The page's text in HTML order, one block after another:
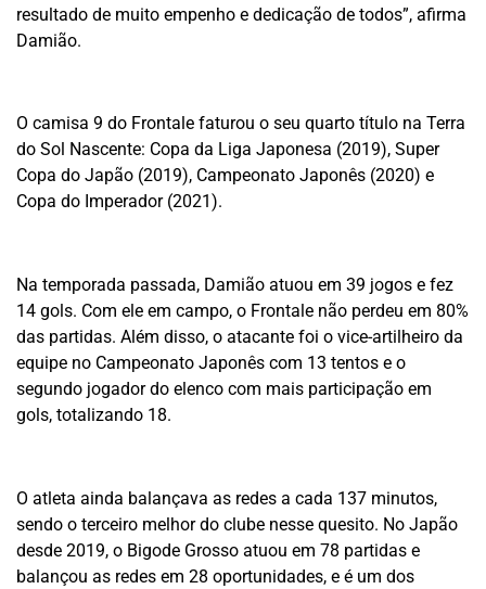
resultado de muito empenho e dedicação de todos”, afirma
Damião.
O camisa 9 do Frontale faturou o seu quarto título na Terra
do Sol Nascente: Copa da Liga Japonesa (2019), Super
Copa do Japão (2019), Campeonato Japonês (2020) e
Copa do Imperador (2021).
Na temporada passada, Damião atuou em 39 jogos e fez
14 gols. Com ele em campo, o Frontale não perdeu em 80%
das partidas. Além disso, o atacante foi o vice-artilheiro da
equipe no Campeonato Japonês com 13 tentos e o
segundo jogador do elenco com mais participação em
gols, totalizando 18.
O atleta ainda balançava as redes a cada 137 minutos,
sendo o terceiro melhor do clube nesse quesito. No Japão
desde 2019, o Bigode Grosso atuou em 78 partidas e
balançou as redes em 28 oportunidades, e é um dos